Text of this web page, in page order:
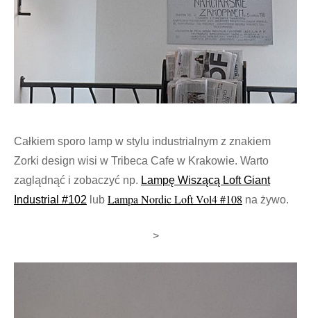
Całkiem sporo lamp w stylu industrialnym z znakiem
Zorki design wisi w Tribeca Cafe w Krakowie. Warto
zaglądnąć i zobaczyć np. Lampę Wiszącą Loft Giant
Industrial #102 lub Lampa Nordic Loft Vol4 #108 na żywo.
>